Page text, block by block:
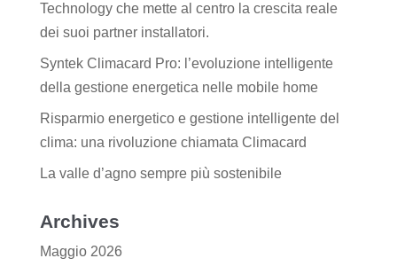
Technology che mette al centro la crescita reale
dei suoi partner installatori.
Syntek Climacard Pro: l’evoluzione intelligente
della gestione energetica nelle mobile home
Risparmio energetico e gestione intelligente del
clima: una rivoluzione chiamata Climacard
La valle d’agno sempre più sostenibile
Archives
Maggio 2026